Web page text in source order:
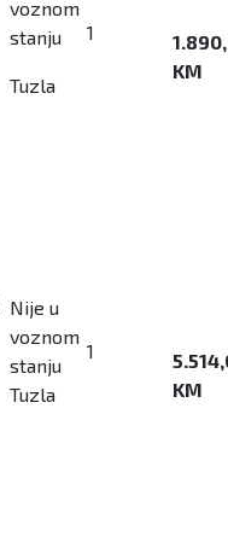
voznom
stanju
Tuzla
1
KM
Nije u
voznom
stanju
Tuzla
1
KM